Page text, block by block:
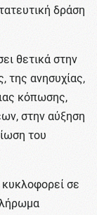
δράση
θετικά στην
της ανησυχίας,
κόπωσης,
στην αύξηση
του
σε